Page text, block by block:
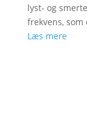
lyst- og
frekvens,
Læs mere